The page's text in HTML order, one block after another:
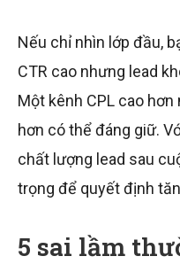
Nếu chỉ nhìn lớp đầu,
CTR cao nhưng lead
Một kênh CPL cao
hơn có thể đáng giữ.
chất lượng lead sau
trọng để quyết định
5 sai lầm